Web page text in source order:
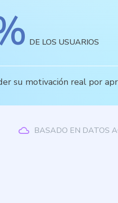
DE LOS USUARIOS
su motivación real por
BASADO EN DATOS